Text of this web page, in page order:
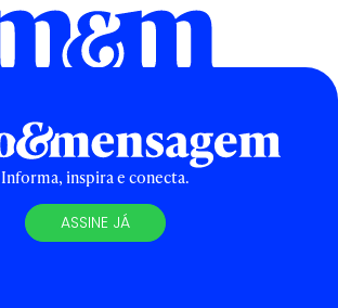
Informa, inspira e conecta.
ASSINE JÁ